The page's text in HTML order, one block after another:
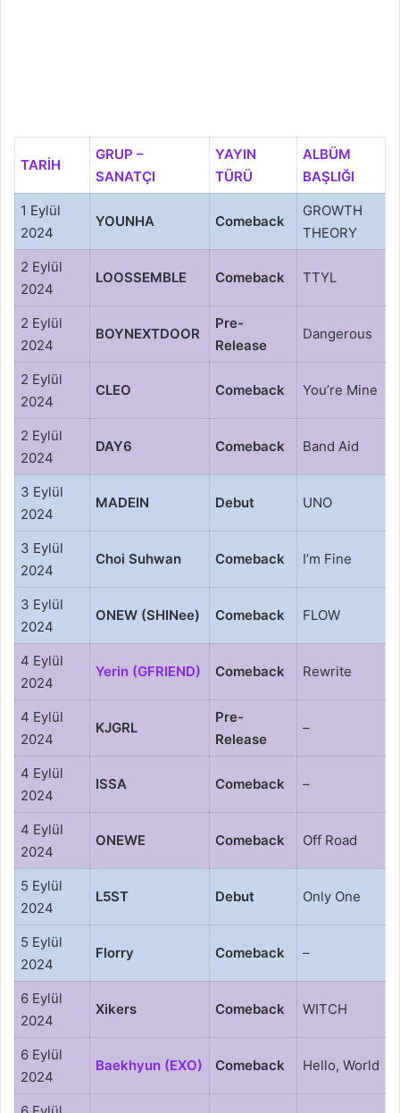
TARİH
GRUP –
SANATÇI
YAYIN
TÜRÜ
ALBÜM
BAŞLIĞI
1 Eylül
2024
YOUNHA Comeback
GROWTH
THEORY
2 Eylül
2024
LOOSSEMBLE Comeback TTYL
2 Eylül
2024
BOYNEXTDOOR
Pre-
Release
Dangerous
2 Eylül
2024
CLEO Comeback You’re Mine
2 Eylül
2024
DAY6 Comeback Band Aid
3 Eylül
2024
MADEIN Debut UNO
3 Eylül
2024
Choi Suhwan Comeback I’m Fine
3 Eylül
2024
ONEW (SHINee) Comeback FLOW
4 Eylül
2024
Yerin (GFRIEND) Comeback Rewrite
4 Eylül
2024
KJGRL
Pre-
Release
–
4 Eylül
2024
ISSA Comeback –
4 Eylül
2024
ONEWE Comeback Off Road
5 Eylül
2024
L5ST Debut Only One
5 Eylül
2024
Florry Comeback –
6 Eylül
2024
Xikers Comeback WITCH
6 Eylül
2024
Baekhyun (EXO) Comeback Hello, World